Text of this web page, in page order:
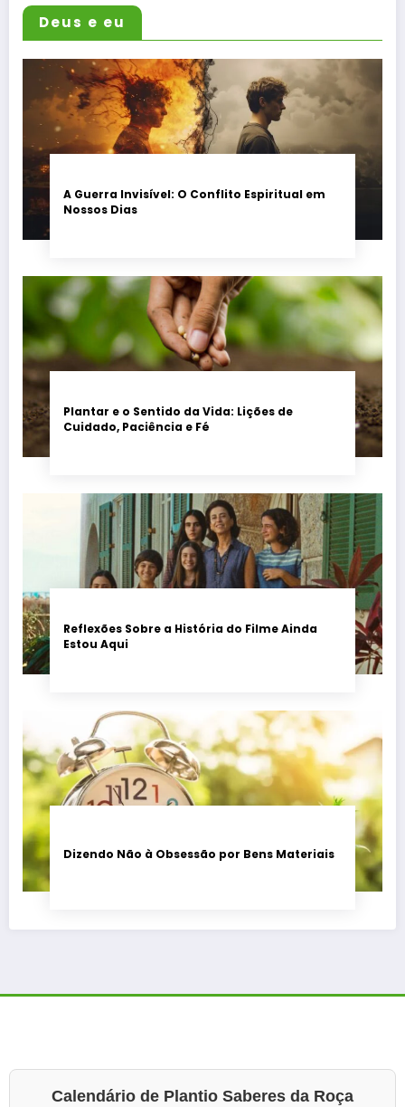
Deus e eu
A Guerra Invisível: O Conflito Espiritual em
Nossos Dias
Plantar e o Sentido da Vida: Lições de
Cuidado, Paciência e Fé
Reflexões Sobre a História do Filme Ainda
Estou Aqui
Dizendo Não à Obsessão por Bens Materiais
Calendário de Plantio Saberes da Roça